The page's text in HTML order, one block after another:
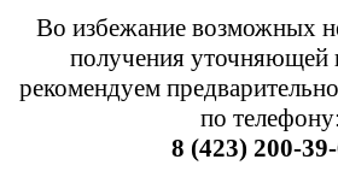
Во избежание возможных
получения
рекомендуем
по телефону:
8 (423) 200-